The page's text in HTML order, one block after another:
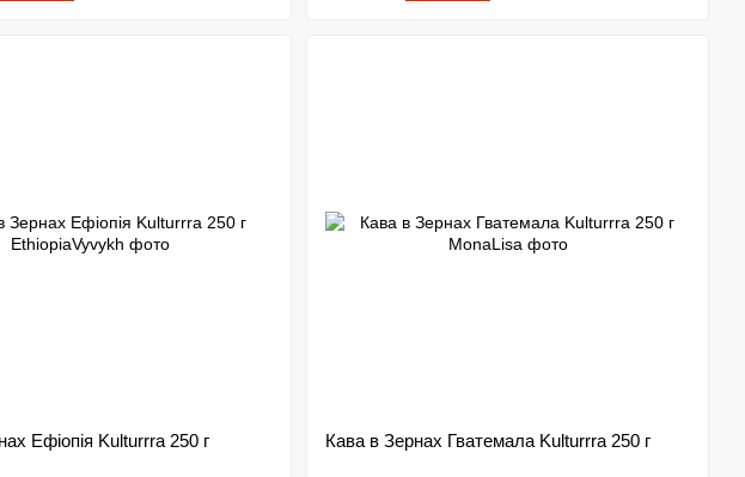
Ефіопія Kulturrra 250 г Кава в Зернах Гватемала Kulturrra 250 г